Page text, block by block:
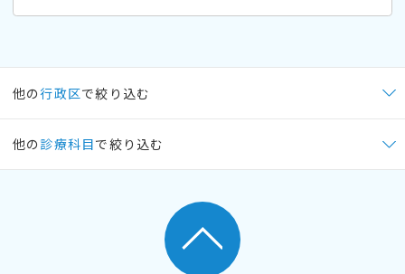
他の行政区で絞り込む
他の 診療科目で絞り込む